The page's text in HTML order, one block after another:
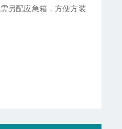
另配应急箱，方便方装